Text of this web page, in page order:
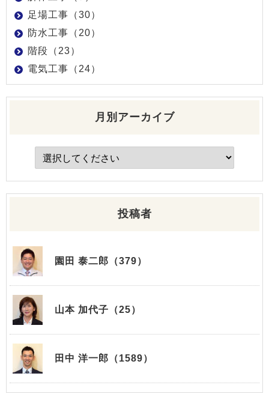
足場工事（30）
防水工事（20）
階段（23）
電気工事（24）
月別アーカイブ
投稿者
園田 泰二郎（379）
山本 加代子（25）
田中 洋一郎（1589）